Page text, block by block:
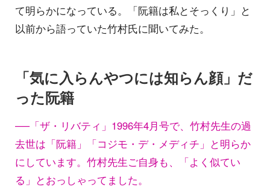
て明らかになっている。「阮籍は私とそっくり」と
以前から語っていた竹村氏に聞いてみた。
「気に入らんやつには知らん顔」だ
った阮籍
──「ザ・リバティ」1996年4月号で、竹村先生の過
去世は「阮籍」「コジモ・デ・メディチ」と明らか
にしています。竹村先生ご自身も、「よく似てい
る」とおっしゃってました。